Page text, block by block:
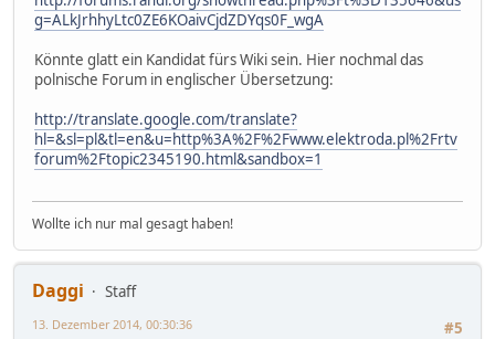
g=ALkJrhhyLtc0ZE6KOaivCjdZDYqs0F_wgA
Könnte glatt ein Kandidat fürs Wiki sein. Hier nochmal das
polnische Forum in englischer Übersetzung:
http://translate.google.com/translate?
hl=&sl=pl&tl=en&u=http%3A%2F%2Fwww.elektroda.pl%2Frtv
forum%2Ftopic2345190.html&sandbox=1
Wollte ich nur mal gesagt haben!
Daggi
Staff
#5
13. Dezember 2014, 00:30:36